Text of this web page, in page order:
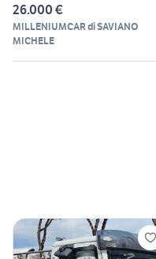
26.000 €
MILLENIUMCAR di SAVIANO
MICHELE